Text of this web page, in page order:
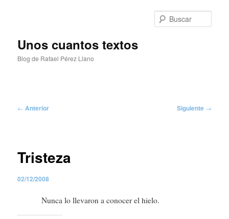
Unos cuantos textos
Blog de Rafael Pérez Llano
Navegación
← Anterior Siguiente →
Tristeza
02/12/2008
Nunca lo llevaron a conocer el hielo.